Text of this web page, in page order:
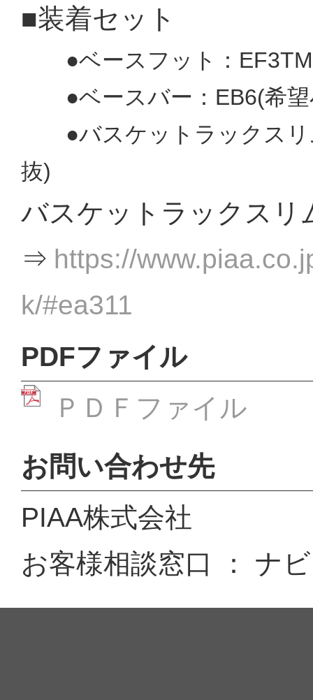
■装着セット
●ベースフット：EF3TM(
●ベースバー：EB6(希
●バスケットラックスリ
抜)
バスケットラックスリ
⇒ https://
k/#ea311
PDFファイル
ＰＤＦファイル
お問い合わせ先
PIAA株式会社
お客様相談窓口 ： ナ